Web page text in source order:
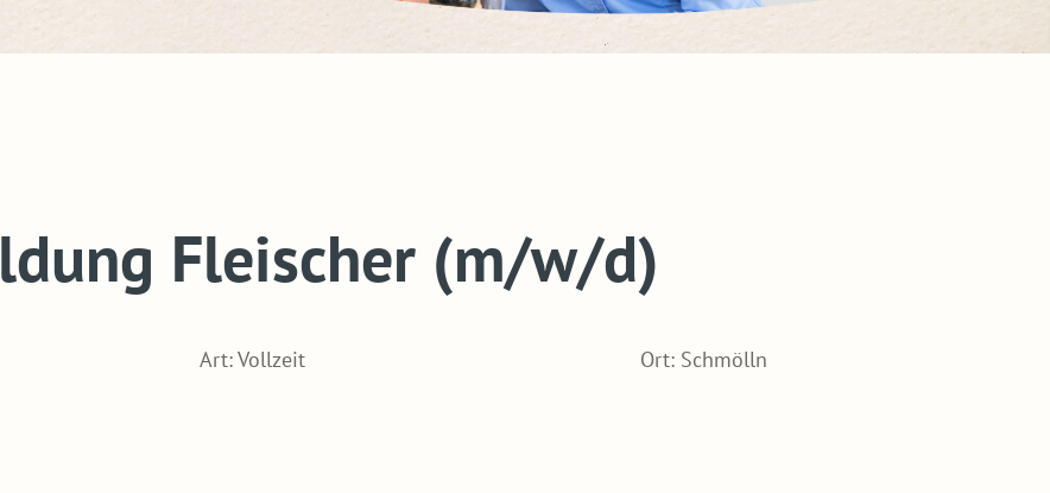
Fleischer (m/w/d)
Art: Vollzeit Ort: Schmölln